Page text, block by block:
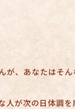
が、あなたはそ
が次の日体調を